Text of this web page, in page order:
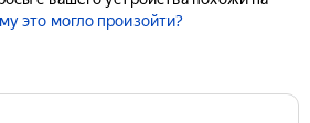
это могло произойти?